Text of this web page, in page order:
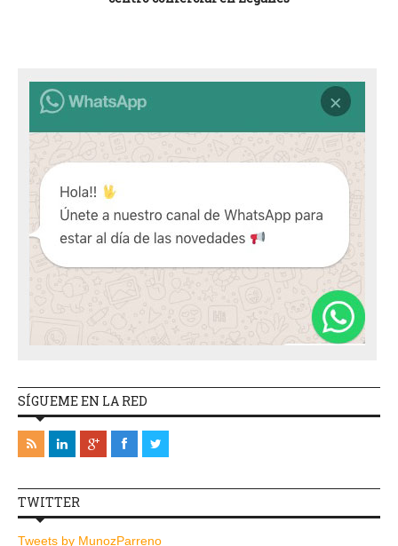
SÍGUEME EN LA RED
TWITTER
Tweets by MunozParreno